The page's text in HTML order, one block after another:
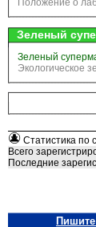
Положение о
Зеленый
Зеленый
Экологическое
Статистика по
Всего
Последние